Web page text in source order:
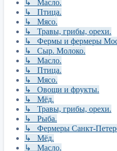
↳ Масло.
↳ Птица.
↳ Мясо.
↳ Травы, грибы, орехи.
↳ Фермы и фермеры
↳ Сыр. Молоко.
↳ Масло.
↳ Птица.
↳ Мясо.
↳ Овощи и фрукты.
↳ Мёд.
↳ Травы, грибы, орехи.
↳ Рыба.
↳ Фермеры Санкт-
↳ Мёд.
↳ Масло.